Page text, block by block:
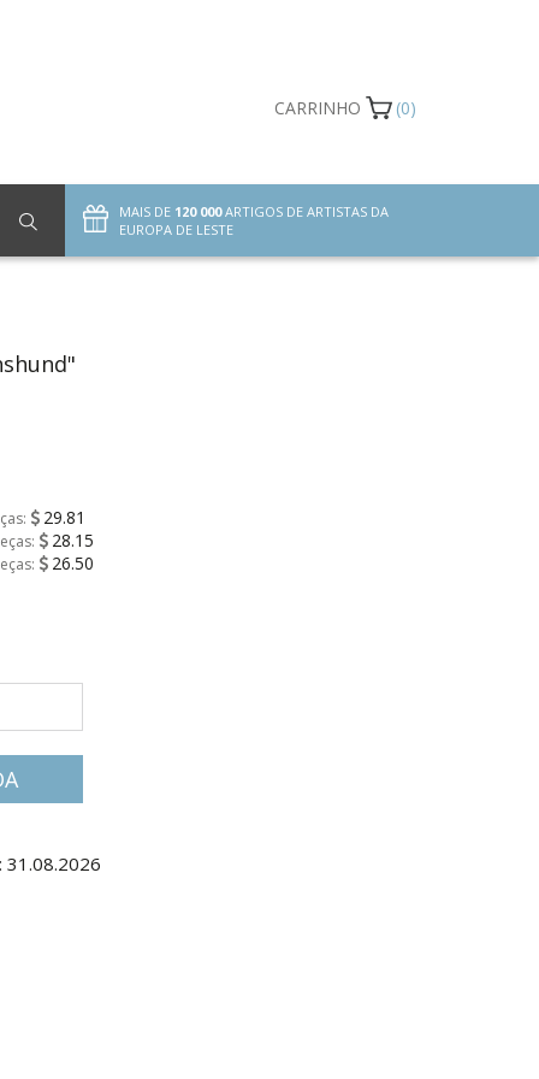
29.81
28.15
26.50
CARRINHO (0)
MAIS DE 120 000ARTIGOS DE ARTISTAS DA
EUROPA DE LESTE